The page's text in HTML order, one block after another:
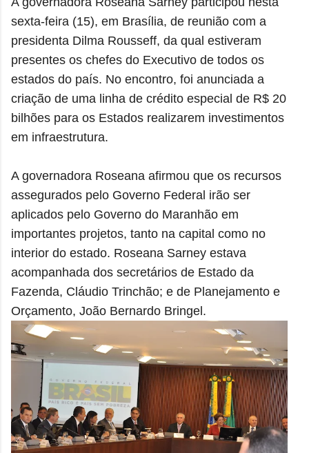
sexta-feira (15), em Brasília, de reunião com a
presidenta Dilma Rousseff, da qual estiveram
presentes os chefes do Executivo de todos os
estados do país. No encontro, foi anunciada a
criação de uma linha de crédito especial de R$ 20
bilhões para os Estados realizarem investimentos
em infraestrutura.
A governadora Roseana afirmou que os recursos
assegurados pelo Governo Federal irão ser
aplicados pelo Governo do Maranhão em
importantes projetos, tanto na capital como no
interior do estado. Roseana Sarney estava
acompanhada dos secretários de Estado da
Fazenda, Cláudio Trinchão; e de Planejamento e
Orçamento, João Bernardo Bringel.